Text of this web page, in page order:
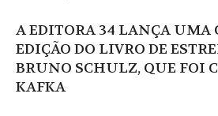
A EDITORA 34 LANÇA UMA
EDIÇÃO DO LIVRO DE
BRUNO SCHULZ, QUE FOI
KAFKA